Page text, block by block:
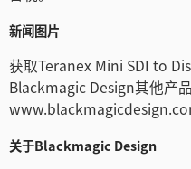
新闻图片
获取Teranex Mini SDI to
Blackmagic Design其他产
关于Blackmagic Design